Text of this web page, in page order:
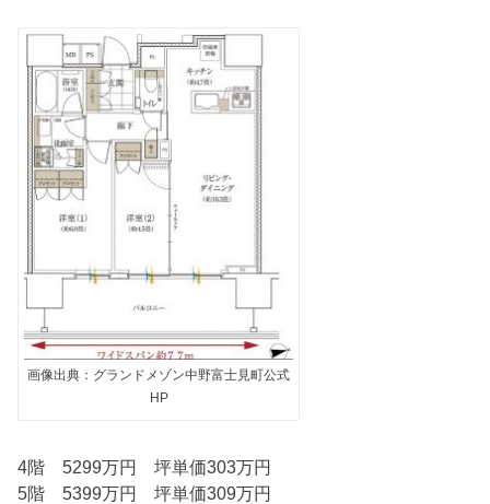
画像出典：グランドメゾン中野富士見町公式
HP
4階 5299万円 坪単価303万円
5階 5399万円 坪単価309万円